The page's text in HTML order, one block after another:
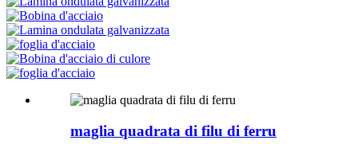
maglia quadrata di filu di ferru